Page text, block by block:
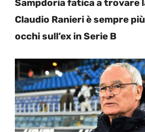
Sampdoria fatica a trovare
Claudio Ranieri è sempre
occhi sull’ex in Serie B